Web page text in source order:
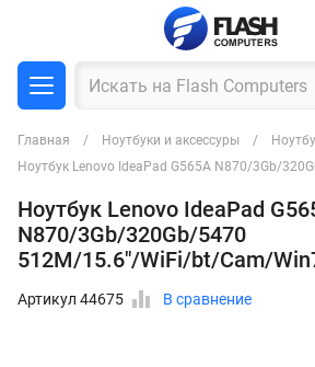
Главная Ноутбуки и аксессуры
Ноутбук Lenovo IdeaPad
N870/3Gb/320Gb/5470
512M/15.6"/WiFi/bt/Cam/
Артикул 44675 В сравнение